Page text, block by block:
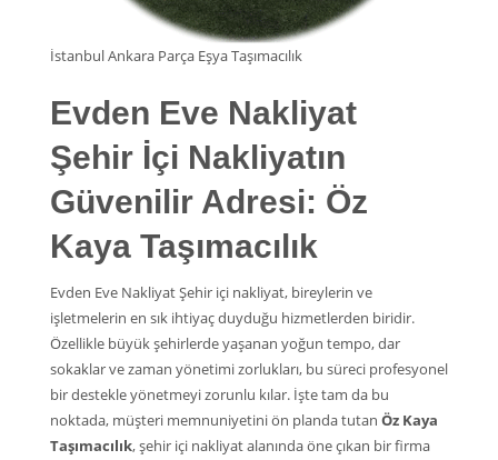
İstanbul Ankara Parça Eşya Taşımacılık
Evden Eve Nakliyat
Şehir İçi Nakliyatın
Güvenilir Adresi: Öz
Kaya Taşımacılık
Evden Eve Nakliyat Şehir içi nakliyat, bireylerin ve
işletmelerin en sık ihtiyaç duyduğu hizmetlerden biridir.
Özellikle büyük şehirlerde yaşanan yoğun tempo, dar
sokaklar ve zaman yönetimi zorlukları, bu süreci profesyonel
bir destekle yönetmeyi zorunlu kılar. İşte tam da bu
noktada, müşteri memnuniyetini ön planda tutan Öz Kaya
Taşımacılık, şehir içi nakliyat alanında öne çıkan bir firma